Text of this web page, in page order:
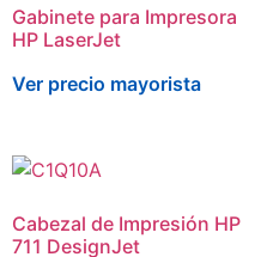
Gabinete para Impresora
HP LaserJet
Ver precio mayorista
Cabezal de Impresión HP
711 DesignJet